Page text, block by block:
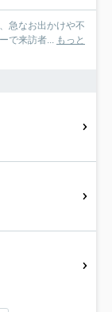
急なお出かけや不
で来訪者... もっと